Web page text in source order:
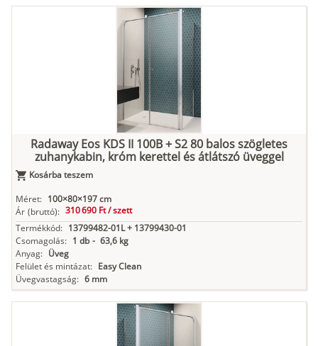
Radaway Eos KDS II 100B + S2 80 balos szögletes
zuhanykabin, króm kerettel és átlátszó üveggel
Kosárba teszem
Méret: 100×80×197 cm
Ár (bruttó): 310 690 Ft /szett
Termékkód: 13799482-01L + 13799430-01
Csomagolás: 1 db - 63,6 kg
Anyag: Üveg
Felület és mintázat: Easy Clean
Üvegvastagság: 6 mm